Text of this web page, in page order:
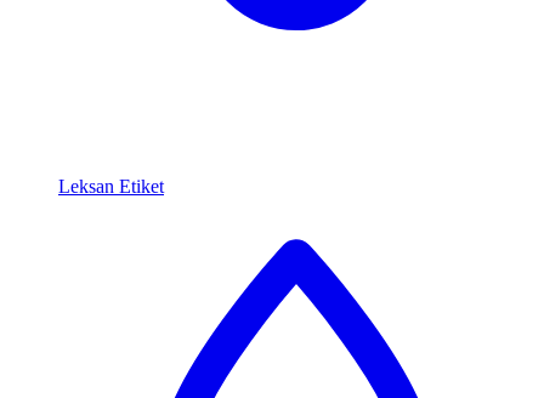
Leksan Etiket